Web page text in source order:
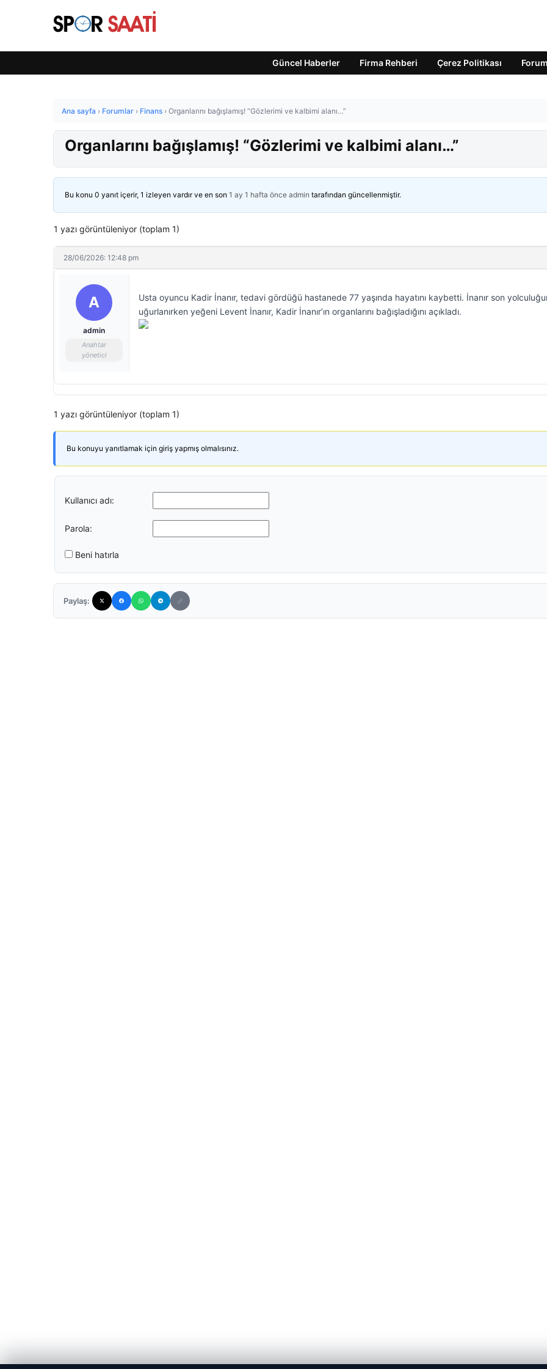
Güncel Haberler Firma Rehberi Çerez Politikası Forum
Ana sayfa › Forumlar › Finans › Organlarını bağışlamış! “Gözlerimi ve kalbimi alanı…”
Organlarını bağışlamış! “Gözlerimi ve kalbimi alanı…”
Bu konu 0 yanıt içerir, 1 izleyen vardır ve en son 1 ay 1 hafta önce admin tarafından güncellenmiştir.
1 yazı görüntüleniyor (toplam 1)
28/06/2026: 12:48 pm
A
admin
Anahtar
yönetici
Usta oyuncu Kadir İnanır, tedavi gördüğü hastanede 77 yaşında hayatını kaybetti. İnanır son
uğurlanırken yeğeni Levent İnanır, Kadir İnanır’ın organlarını bağışladığını açıkladı.
1 yazı görüntüleniyor (toplam 1)
Bu konuyu yanıtlamak için giriş yapmış olmalısınız.
Kullanıcı adı:
Parola:
Beni hatırla
Paylaş: